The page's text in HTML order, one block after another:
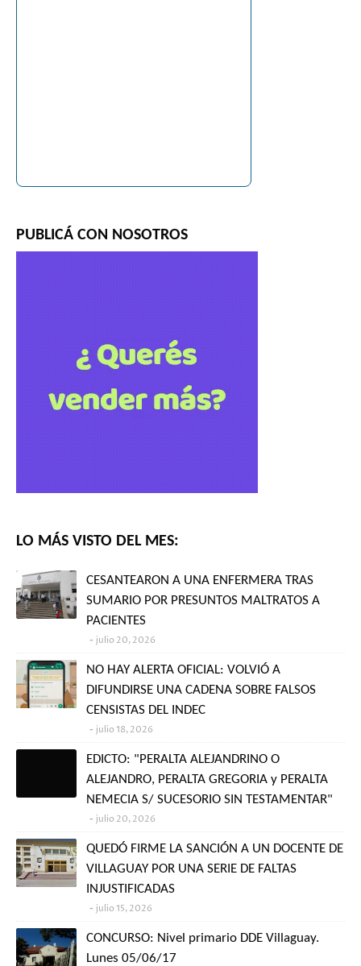
PUBLICÁ CON NOSOTROS
LO MÁS VISTO DEL MES:
CESANTEARON A UNA ENFERMERA TRAS
SUMARIO POR PRESUNTOS MALTRATOS A
PACIENTES
julio 20, 2026
NO HAY ALERTA OFICIAL: VOLVIÓ A
DIFUNDIRSE UNA CADENA SOBRE FALSOS
CENSISTAS DEL INDEC
julio 18, 2026
EDICTO: "PERALTA ALEJANDRINO O
ALEJANDRO, PERALTA GREGORIA y PERALTA
NEMECIA S/ SUCESORIO SIN TESTAMENTAR"
julio 20, 2026
QUEDÓ FIRME LA SANCIÓN A UN DOCENTE DE
VILLAGUAY POR UNA SERIE DE FALTAS
INJUSTIFICADAS
julio 15, 2026
CONCURSO: Nivel primario DDE Villaguay.
Lunes 05/06/17